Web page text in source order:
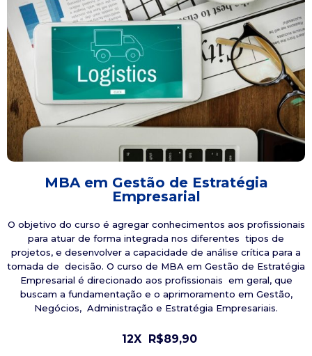
MBA em Gestão de Estratégia
Empresarial
O objetivo do curso é agregar conhecimentos aos profissionais
para atuar de forma integrada nos diferentes tipos de
projetos, e desenvolver a capacidade de análise crítica para a
tomada de decisão. O curso de MBA em Gestão de Estratégia
Empresarial é direcionado aos profissionais em geral, que
buscam a fundamentação e o aprimoramento em Gestão,
Negócios, Administração e Estratégia Empresariais.
12X R$89,90